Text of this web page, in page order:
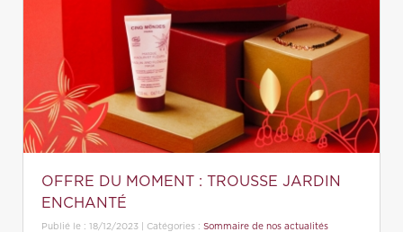
OFFRE DU MOMENT : TROUSSE JARDIN
ENCHANTÉ
Publié le : 18/12/2023 | Catégories : Sommaire de nos actualités